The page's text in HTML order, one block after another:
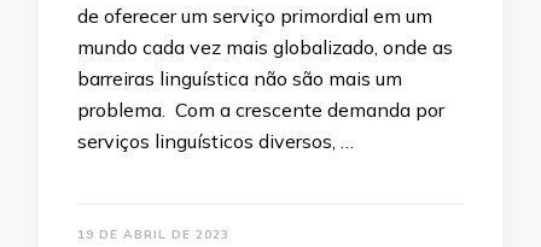
de oferecer um serviço primordial em um
mundo cada vez mais globalizado, onde as
barreiras linguística não são mais um
problema. Com a crescente demanda por
serviços linguísticos diversos, …
19 DE ABRIL DE 2023